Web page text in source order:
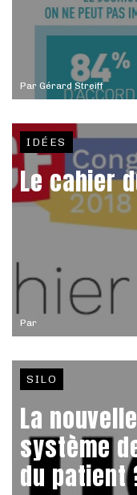
Par Gérard Streiff
Par
IDÉES
Le cahier
SILO
La
système
du patient